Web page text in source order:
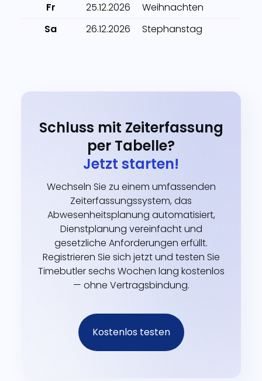
Fr
25.12.2026
Weihnachten
Sa
26.12.2026 Stephanstag
Schluss mit Zeiterfassung
per Tabelle?
Jetzt starten!
Wechseln Sie zu einem umfassenden
Zeiterfassungssystem, das
Abwesenheitsplanung automatisiert,
Dienstplanung vereinfacht und
gesetzliche Anforderungen erfüllt.
Registrieren Sie sich jetzt und testen Sie
Timebutler sechs Wochen lang kostenlos
— ohne Vertragsbindung.
Kostenlos testen